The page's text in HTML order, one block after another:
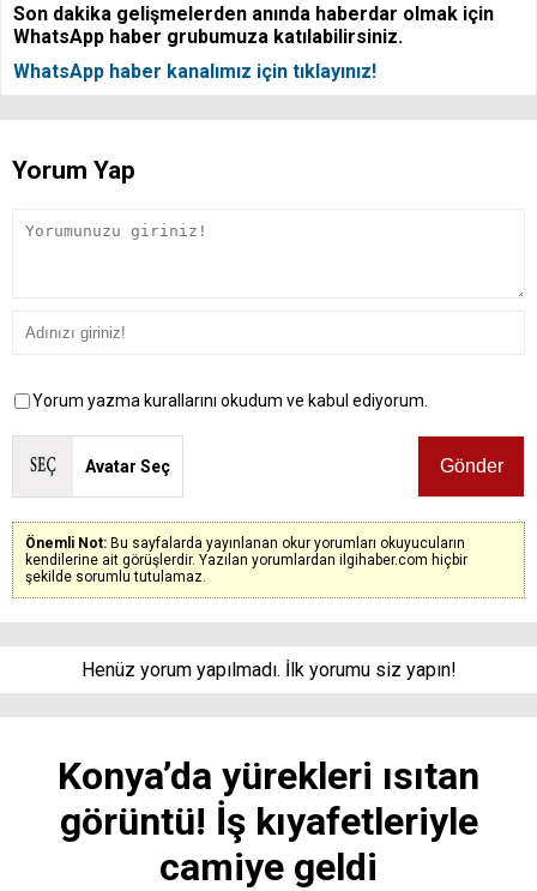
Son dakika gelişmelerden anında haberdar olmak için
WhatsApp haber grubumuza katılabilirsiniz.
WhatsApp haber kanalımız için tıklayınız!
Yorum Yap
Yorum yazma kurallarını okudum ve kabul ediyorum.
Avatar Seç
Önemli Not: Bu sayfalarda yayınlanan okur yorumları okuyucuların
kendilerine ait görüşlerdir. Yazılan yorumlardan ilgihaber.com hiçbir
şekilde sorumlu tutulamaz.
Henüz yorum yapılmadı. İlk yorumu siz yapın!
Konya’da yürekleri ısıtan
görüntü! İş kıyafetleriyle
camiye geldi